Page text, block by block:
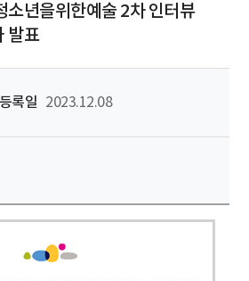
소년을위한예술 2차 인터뷰
발표
등록일 2023.12.08